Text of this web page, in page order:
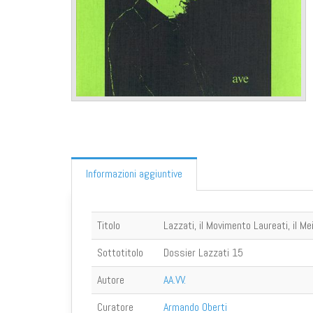
Informazioni aggiuntive
Titolo
Lazzati, il Movimento Laureati, il
Sottotitolo
Dossier Lazzati 15
Autore
AA.VV.
Curatore
Armando Oberti